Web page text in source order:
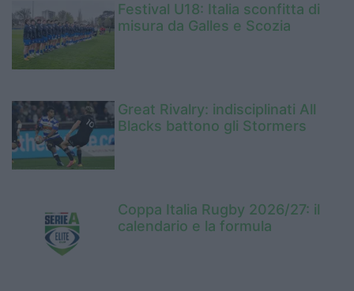
Festival U18: Italia sconfitta di
misura da Galles e Scozia
Great Rivalry: indisciplinati All
Blacks battono gli Stormers
Coppa Italia Rugby 2026/27: il
calendario e la formula